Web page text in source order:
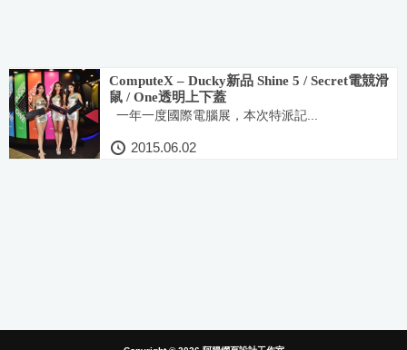
ComputeX – Ducky新品 Shine 5 / Secret電競滑
鼠 / One透明上下蓋
一年一度國際電腦展，本次特派記...
2015.06.02